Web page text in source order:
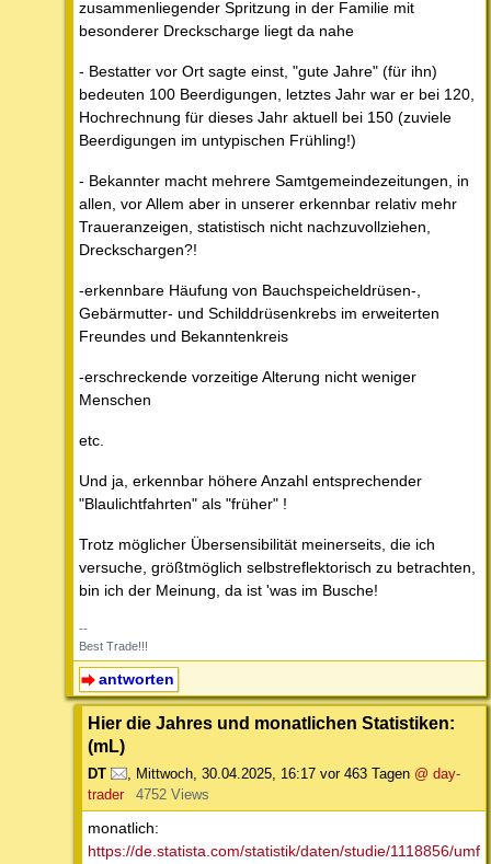
zusammenliegender Spritzung in der Familie mit
besonderer Dreckscharge liegt da nahe
- Bestatter vor Ort sagte einst, "gute Jahre" (für ihn)
bedeuten 100 Beerdigungen, letztes Jahr war er bei 120,
Hochrechnung für dieses Jahr aktuell bei 150 (zuviele
Beerdigungen im untypischen Frühling!)
- Bekannter macht mehrere Samtgemeindezeitungen, in
allen, vor Allem aber in unserer erkennbar relativ mehr
Traueranzeigen, statistisch nicht nachzuvollziehen,
Dreckschargen?!
-erkennbare Häufung von Bauchspeicheldrüsen-,
Gebärmutter- und Schilddrüsenkrebs im erweiterten
Freundes und Bekanntenkreis
-erschreckende vorzeitige Alterung nicht weniger
Menschen
etc.
Und ja, erkennbar höhere Anzahl entsprechender
"Blaulichtfahrten" als "früher" !
Trotz möglicher Übersensibilität meinerseits, die ich
versuche, größtmöglich selbstreflektorisch zu betrachten,
bin ich der Meinung, da ist 'was im Busche!
--
Best Trade!!!
antworten
Hier die Jahres und monatlichen Statistiken:
(mL)
DT , Mittwoch, 30.04.2025, 16:17 vor 463 Tagen @ day-
trader
4752 Views
monatlich:
https://de.statista.com/statistik/daten/studie/1118856/umf